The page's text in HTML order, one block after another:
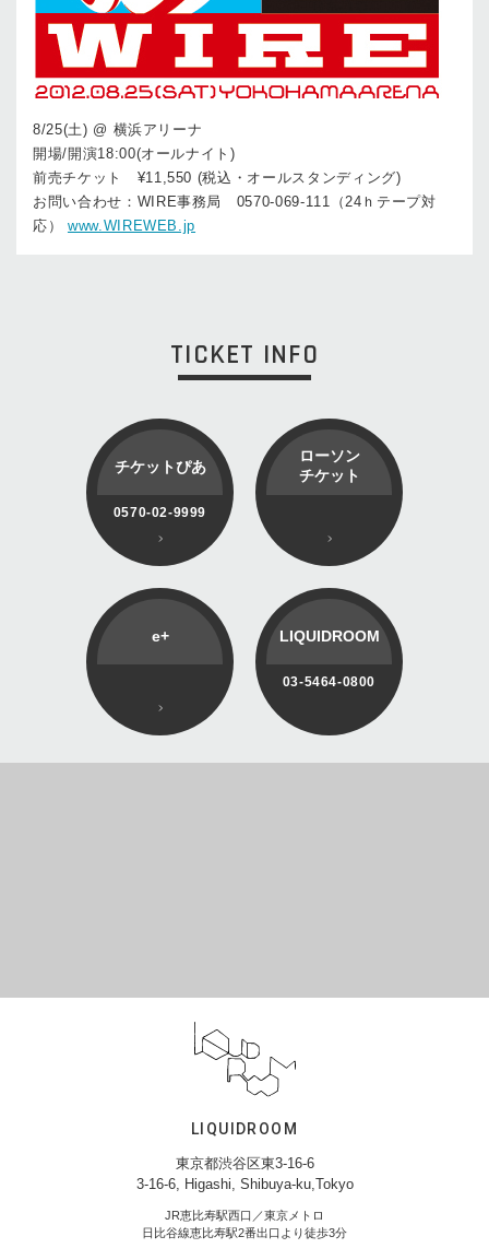
8/25(土) @ 横浜アリーナ
開場/開演18:00(オールナイト)
前売チケット ¥11,550 (税込・オールスタンディング)
お問い合わせ：WIRE事務局 0570-069-111（24ｈテープ対
応） www.WIREWEB.jp
TICKET INFO
チケットぴあ
0570-02-9999
ローソン
チケット
e+ LIQUIDROOM
03-5464-0800
LIQUIDROOM
東京都渋谷区東3-16-6
3-16-6, Higashi, Shibuya-ku,Tokyo
JR恵比寿駅西口／東京メトロ
日比谷線恵比寿駅2番出口より徒歩3分